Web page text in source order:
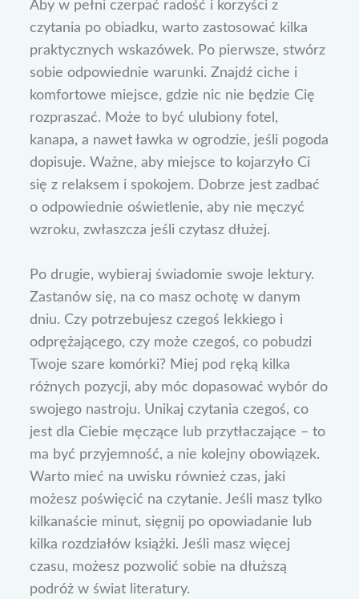
Aby w pełni czerpać radość i korzyści z
czytania po obiadku, warto zastosować kilka
praktycznych wskazówek. Po pierwsze, stwórz
sobie odpowiednie warunki. Znajdź ciche i
komfortowe miejsce, gdzie nic nie będzie Cię
rozpraszać. Może to być ulubiony fotel,
kanapa, a nawet ławka w ogrodzie, jeśli pogoda
dopisuje. Ważne, aby miejsce to kojarzyło Ci
się z relaksem i spokojem. Dobrze jest zadbać
o odpowiednie oświetlenie, aby nie męczyć
wzroku, zwłaszcza jeśli czytasz dłużej.
Po drugie, wybieraj świadomie swoje lektury.
Zastanów się, na co masz ochotę w danym
dniu. Czy potrzebujesz czegoś lekkiego i
odprężającego, czy może czegoś, co pobudzi
Twoje szare komórki? Miej pod ręką kilka
różnych pozycji, aby móc dopasować wybór do
swojego nastroju. Unikaj czytania czegoś, co
jest dla Ciebie męczące lub przytłaczające – to
ma być przyjemność, a nie kolejny obowiązek.
Warto mieć na uwisku również czas, jaki
możesz poświęcić na czytanie. Jeśli masz tylko
kilkanaście minut, sięgnij po opowiadanie lub
kilka rozdziałów książki. Jeśli masz więcej
czasu, możesz pozwolić sobie na dłuższą
podróż w świat literatury.